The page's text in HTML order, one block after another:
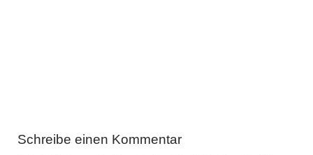
Schreibe einen Kommentar